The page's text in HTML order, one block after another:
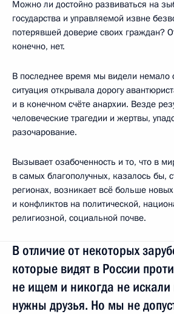
Можно ли достойно развиваться на
государства и управляемой извне
потерявшей доверие своих граждан?
конечно, нет.
В последнее время мы видели немало
ситуация открывала дорогу
и в конечном счёте анархии. Везде
человеческие трагедии и жертвы,
разочарование.
Вызывает озабоченность и то, что в
в самых благополучных, казалось бы,
регионах, возникает всё больше
и конфликтов на политической,
религиозной, социальной почве.
В отличие от некоторых
которые видят в России
не ищем и никогда не
нужны друзья. Но мы не